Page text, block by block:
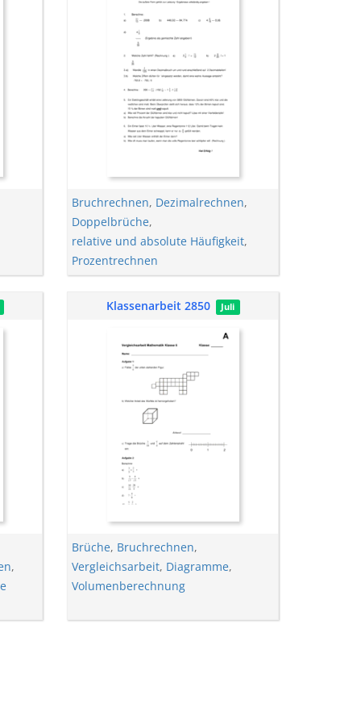
Bruchrechnen, Dezimalrechnen,
Doppelbrüche,
relative und absolute Häufigkeit,
Prozentrechnen
,
Klassenarbeit 2850 Juli
Brüche, Bruchrechnen,
Vergleichsarbeit, Diagramme,
Volumenberechnung